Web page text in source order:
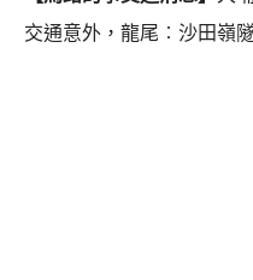
交通意外，龍尾︰沙田嶺